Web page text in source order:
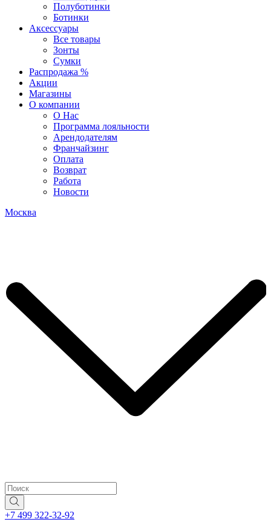
Полуботинки
Ботинки
Аксессуары
Все товары
Зонты
Сумки
Распродажа %
Акции
Магазины
О компании
О Нас
Программа лояльности
Арендодателям
Франчайзинг
Оплата
Возврат
Работа
Новости
Москва
+7 499 322-32-92